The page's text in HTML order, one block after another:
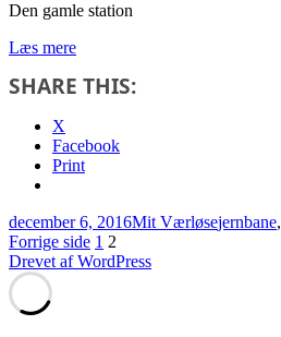
Den gamle station
Læs mereVærløse
jernbanen
SHARE THIS:
X
Facebook
Print
Udgivet
i
december 6, 2016Kategorier
Mit VærløseTags
jernbane,
Indlægsinddeling
Forrige side Side
1 Side
2
Drevet af WordPress